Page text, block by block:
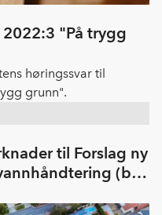
"På trygg
høringssvar til
grunn".
til Forslag ny
(blå